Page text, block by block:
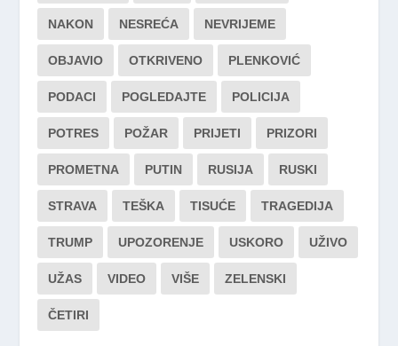
NAKON NESREĆA NEVRIJEME
OBJAVIO OTKRIVENO PLENKOVIĆ
PODACI POGLEDAJTE POLICIJA
POTRES POŽAR PRIJETI PRIZORI
PROMETNA PUTIN RUSIJA RUSKI
STRAVA TEŠKA TISUĆE TRAGEDIJA
TRUMP UPOZORENJE USKORO UŽIVO
UŽAS VIDEO VIŠE ZELENSKI
ČETIRI